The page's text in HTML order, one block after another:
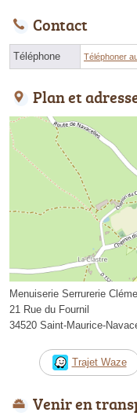
Contact
Téléphone Téléphoner
Plan et
Menuiserie Serrurerie
21 Rue du Fournil
34520 Saint-Maurice-
Trajet Waze
Venir en